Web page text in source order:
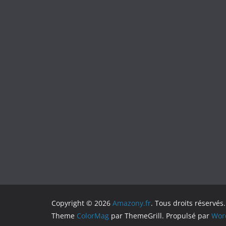
Copyright © 2026 Amazony.fr. Tous droits réservés.
Theme ColorMag par ThemeGrill. Propulsé par